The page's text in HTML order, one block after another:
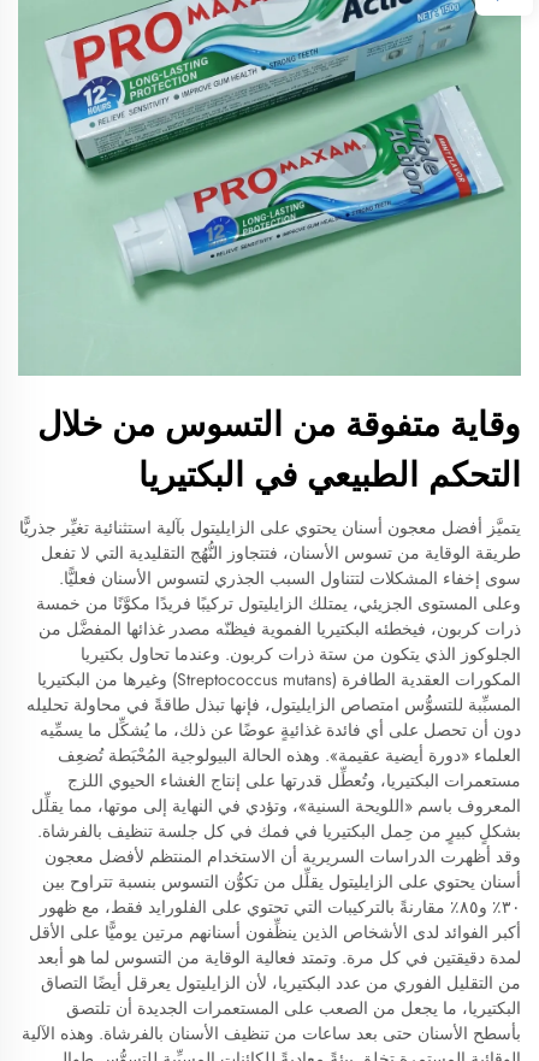
وقاية متفوقة من التسوس من خلال
التحكم الطبيعي في البكتيريا
يتميَّز أفضل معجون أسنان يحتوي على الزايليتول بآلية استثنائية تغيِّر جذريًّا
طريقة الوقاية من تسوس الأسنان، فتتجاوز النُّهُج التقليدية التي لا تفعل
سوى إخفاء المشكلات لتتناول السبب الجذري لتسوس الأسنان فعليًّا.
وعلى المستوى الجزيئي، يمتلك الزايليتول تركيبًا فريدًا مكوَّنًا من خمسة
ذرات كربون، فيخطئه البكتيريا الفموية فيظنّه مصدر غذائها المفضَّل من
الجلوكوز الذي يتكون من ستة ذرات كربون. وعندما تحاول بكتيريا
المكورات العقدية الطافرة (Streptococcus mutans) وغيرها من البكتيريا
المسبِّبة للتسوُّس امتصاص الزايليتول، فإنها تبذل طاقةً في محاولة تحليله
دون أن تحصل على أي فائدة غذائيةٍ عوضًا عن ذلك، ما يُشكِّل ما يسمِّيه
العلماء «دورة أيضية عقيمة». وهذه الحالة البيولوجية المُحْبَطة تُضعِف
مستعمرات البكتيريا، وتُعطِّل قدرتها على إنتاج الغشاء الحيوي اللزج
المعروف باسم «اللويحة السنية»، وتؤدي في النهاية إلى موتها، مما يقلِّل
بشكلٍ كبيرٍ من حِمل البكتيريا في فمك في كل جلسة تنظيف بالفرشاة.
وقد أظهرت الدراسات السريرية أن الاستخدام المنتظم لأفضل معجون
أسنان يحتوي على الزايليتول يقلِّل من تكوُّن التسوس بنسبة تتراوح بين
٣٠٪ و٨٥٪ مقارنةً بالتركيبات التي تحتوي على الفلورايد فقط، مع ظهور
أكبر الفوائد لدى الأشخاص الذين ينظِّفون أسنانهم مرتين يوميًّا على الأقل
لمدة دقيقتين في كل مرة. وتمتد فعالية الوقاية من التسوس لما هو أبعد
من التقليل الفوري من عدد البكتيريا، لأن الزايليتول يعرقل أيضًا التصاق
البكتيريا، ما يجعل من الصعب على المستعمرات الجديدة أن تلتصق
بأسطح الأسنان حتى بعد ساعات من تنظيف الأسنان بالفرشاة. وهذه الآلية